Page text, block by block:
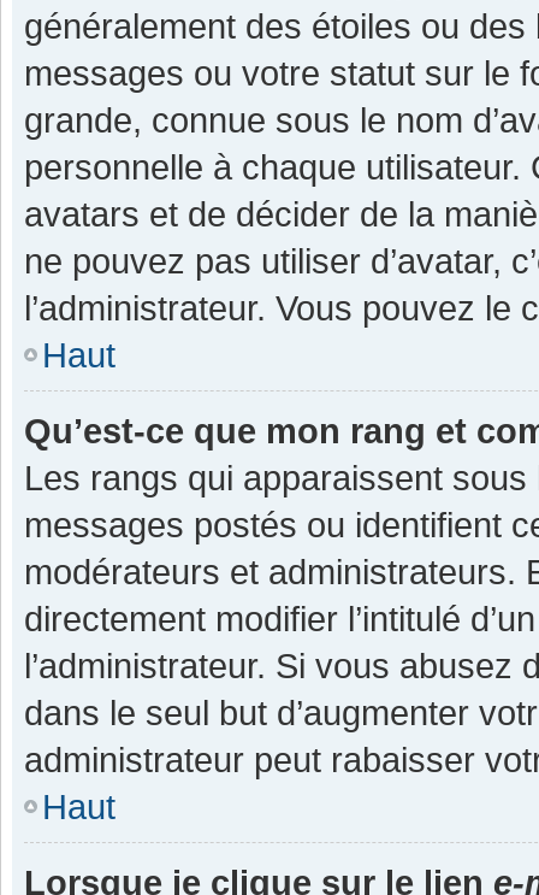
généralement des étoiles ou
messages ou votre statut sur le
grande, connue sous le nom
personnelle à chaque utilisateur.
avatars et de décider de la
ne pouvez pas utiliser d’avatar,
l’administrateur. Vous pouvez
Haut
Qu’est-ce que mon rang et
Les rangs qui apparaissent
messages postés ou identifient
modérateurs et administrateurs.
directement modifier l’intitulé
l’administrateur. Si vous
dans le seul but d’augmenter
administrateur peut rabaisser
Haut
Lorsque je clique sur le lien e-